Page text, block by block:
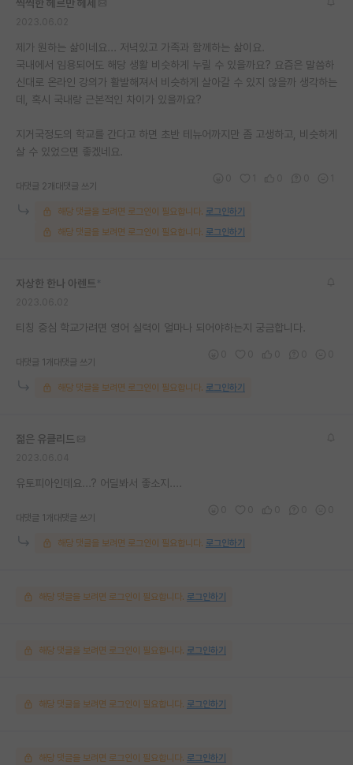
씩씩한 헤르만 헤세
제가 원하는 삶이네요... 저녁있고 가족과 함께하는 삶이요.
국내에서 임용되어도 해당 생활 비슷하게 누릴 수 있을까요? 요즘은 말씀하
신대로 온라인 강의가 활발해져서 비슷하게 살아갈 수 있지 않을까 생각하는
데, 혹시 국내랑 근본적인 차이가 있을까요?
지거국정도의 학교를 간다고 하면 초반 테뉴어까지만 좀 고생하고, 비슷하게
살 수 있었으면 좋겠네요.
대댓글 2개 대댓글 쓰기
해당 댓글을 보려면 로그인이 필요합니다. 로그인하기
해당 댓글을 보려면 로그인이 필요합니다. 로그인하기
자상한 한나 아렌트
티칭 중심 학교가려면 영어 실력이 얼마나 되어야하는지 궁금합니다.
대댓글 1개 대댓글 쓰기
해당 댓글을 보려면 로그인이 필요합니다. 로그인하기
젊은 유클리드
유토피아인데요...? 어딜봐서 좋소지....
대댓글 1개 대댓글 쓰기
해당 댓글을 보려면 로그인이 필요합니다. 로그인하기
해당 댓글을 보려면 로그인이 필요합니다. 로그인하기
해당 댓글을 보려면 로그인이 필요합니다. 로그인하기
해당 댓글을 보려면 로그인이 필요합니다. 로그인하기
해당 댓글을 보려면 로그인이 필요합니다. 로그인하기